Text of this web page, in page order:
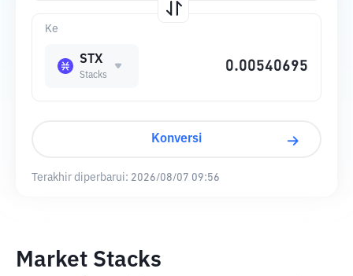
Ke
STX
Stacks
Konversi
Terakhir diperbarui: 2026/08/07 09:56
Market Stacks